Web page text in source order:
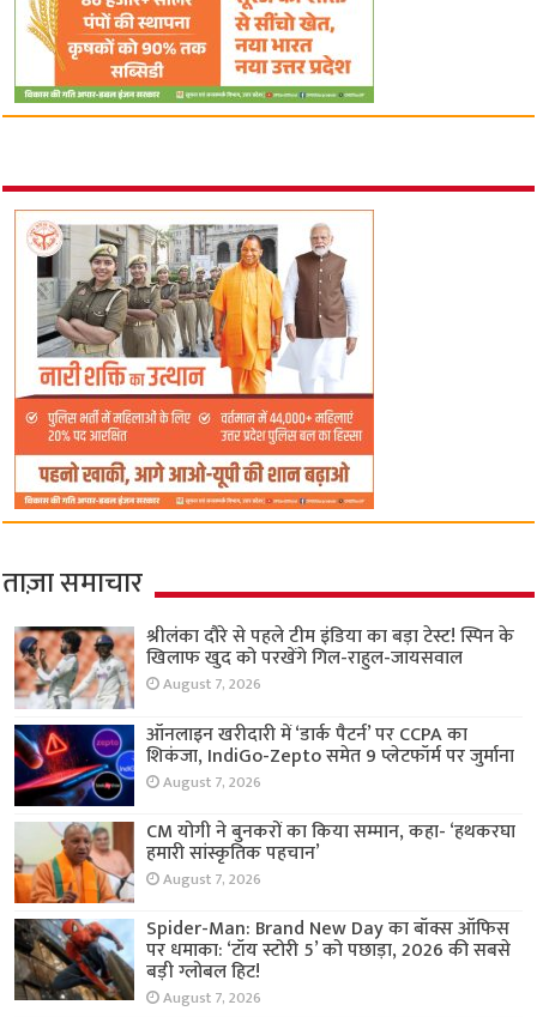
ताज़ा समाचार
श्रीलंका दौरे से पहले टीम इंडिया का बड़ा टेस्ट! स्पिन के
खिलाफ खुद को परखेंगे गिल-राहुल-जायसवाल
August 7, 2026
ऑनलाइन खरीदारी में ‘डार्क पैटर्न’ पर CCPA का
शिकंजा, IndiGo-Zepto समेत 9 प्लेटफॉर्म पर जुर्माना
August 7, 2026
CM योगी ने बुनकरों का किया सम्मान, कहा- ‘हथकरघा
हमारी सांस्कृतिक पहचान’
August 7, 2026
Spider-Man: Brand New Day का बॉक्स ऑफिस
पर धमाका: ‘टॉय स्टोरी 5’ को पछाड़ा, 2026 की सबसे
बड़ी ग्लोबल हिट!
August 7, 2026